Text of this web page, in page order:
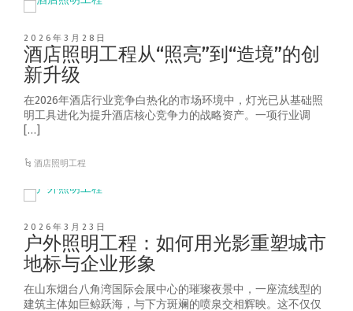
2026年3月28日
酒店照明工程从“照亮”到“造境”的创
新升级
在2026年酒店行业竞争白热化的市场环境中，灯光已从基础照
明工具进化为提升酒店核心竞争力的战略资产。一项行业调
[…]
酒店照明工程
2026年3月23日
户外照明工程：如何用光影重塑城市
地标与企业形象
在山东烟台八角湾国际会展中心的璀璨夜景中，一座流线型的
建筑主体如巨鲸跃海，与下方斑斓的喷泉交相辉映。这不仅仅